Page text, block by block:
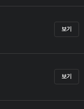
보기
보기